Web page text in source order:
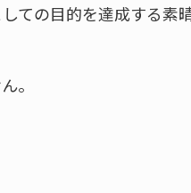
ての目的を達成する素
。